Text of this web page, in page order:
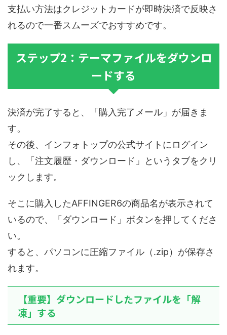
支払い方法はクレジットカードが即時決済で反映さ
れるので一番スムーズでおすすめです。
ステップ2：テーマファイルをダウンロ
ードする
決済が完了すると、「購入完了メール」が届きま
す。
その後、インフォトップの公式サイトにログイン
し、「注文履歴・ダウンロード」というタブをクリ
ックします。
そこに購入したAFFINGER6の商品名が表示されて
いるので、「ダウンロード」ボタンを押してくださ
い。
すると、パソコンに圧縮ファイル（.zip）が保存さ
れます。
【重要】ダウンロードしたファイルを「解
凍」する